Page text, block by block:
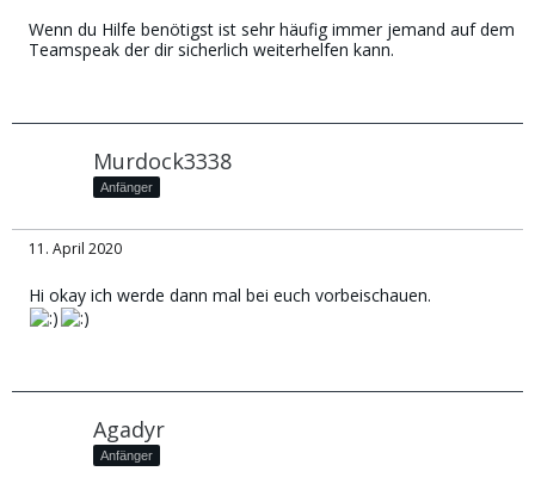
Wenn du Hilfe benötigst ist sehr häufig immer jemand auf dem
Teamspeak der dir sicherlich weiterhelfen kann.
Murdock3338
Anfänger
11. April 2020
Hi okay ich werde dann mal bei euch vorbeischauen.
Agadyr
Anfänger